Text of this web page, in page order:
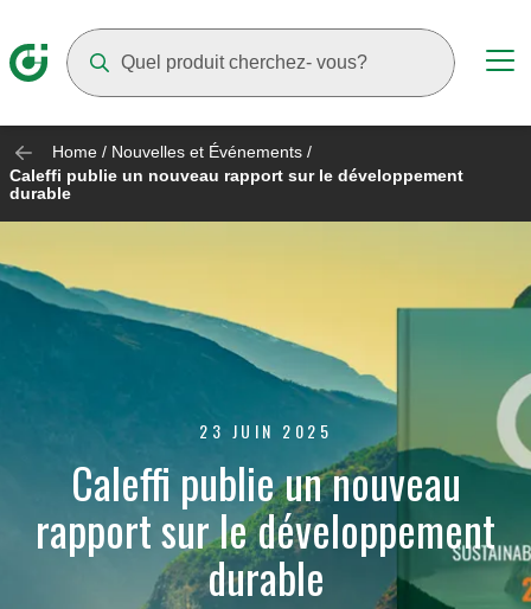
Home / Nouvelles et Événements /
Caleffi publie un nouveau rapport sur le développement
durable
23 JUIN 2025
Caleffi publie un nouveau
rapport sur le développement
durable